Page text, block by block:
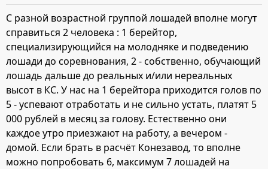
С разной возрастной группой лошадей вполне могут
справиться 2 человека : 1 берейтор,
специализирующийся на молодняке и подведению
лошади до соревнования, 2 - собственно, обучающий
лошадь дальше до реальных и/или нереальных
высот в КС. У нас на 1 берейтора приходится голов по
5 - успевают отработать и не сильно устать, платят 5
000 рублей в месяц за голову. Естественно они
каждое утро приезжают на работу, а вечером -
домой. Если брать в расчёт Конезавод, то вполне
можно попробовать 6, максимум 7 лошадей на